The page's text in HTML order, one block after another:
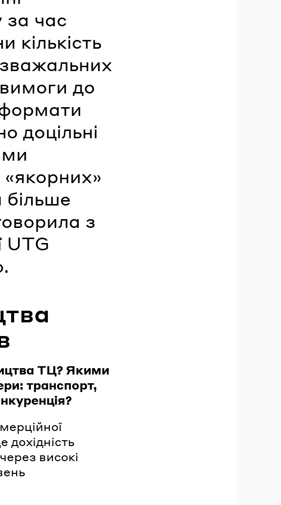
за час
кількість
до
доцільні
з
UTG
ТЦ? Якими
транспорт,
дохідність
високі